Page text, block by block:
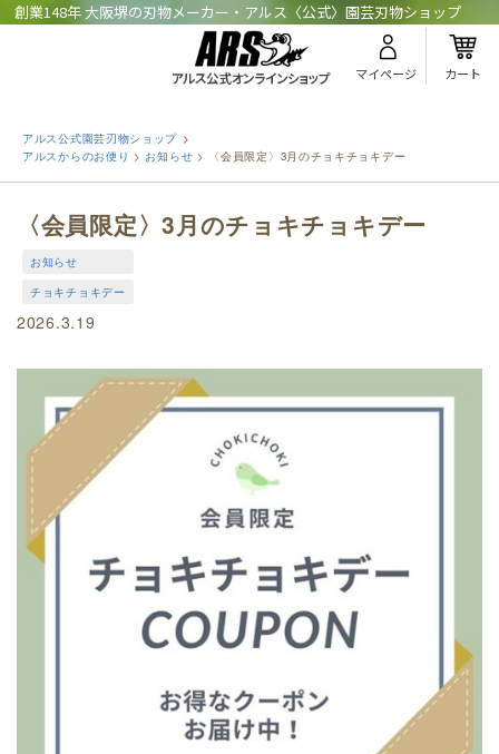
創業148年 大阪堺の刃物メーカー・アルス〈公式〉園芸刃物ショップ
マイページ カート
アルス公式園芸刃物ショップ
アルスからのお便り >お知らせ > 〈会員限定〉3月のチョキチョキデー
〈会員限定〉3月のチョキチョキデー
お知らせ
チョキチョキデー
2026.3.19